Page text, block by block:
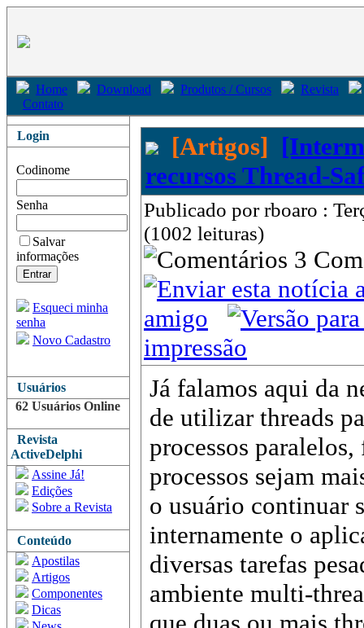
Home Download Produtos / Cursos
Revista
Contato
Login
Codinome
Senha
Salvar
informações
Esqueci minha
senha
Novo Cadastro
Usuários
62 Usuários Online
Revista
ActiveDelphi
Assine Já!
Edições
Sobre a Revista
Conteúdo
Apostilas
Artigos
Componentes
Dicas
[Artigos]
recursos Thread-
Publicado por rboaro :
(1002 leituras)
3
amigo
impressão
Já falamos aqui da
de utilizar threads
processos paralelos,
processos sejam
o usuário continuar
internamente o
diversas tarefas
ambiente multi-